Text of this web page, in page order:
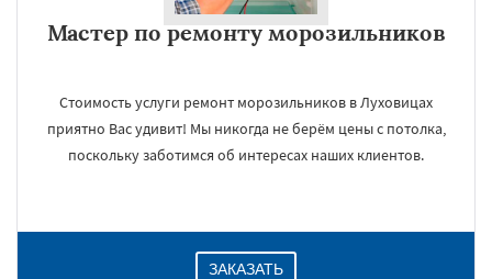
Мастер по ремонту морозильников
Стоимость услуги ремонт морозильников в Луховицах
приятно Вас удивит! Мы никогда не берём цены с потолка,
поскольку заботимся об интересах наших клиентов.
ЗАКАЗАТЬ